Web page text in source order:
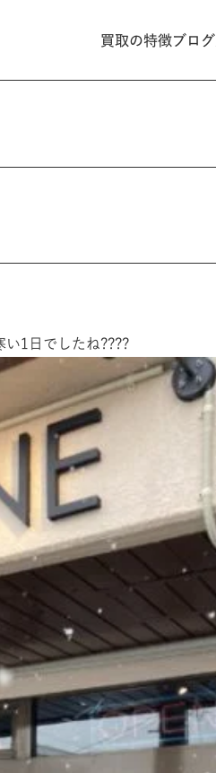
買取の特徴ブログ
1日でしたね????